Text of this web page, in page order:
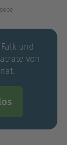
und
von